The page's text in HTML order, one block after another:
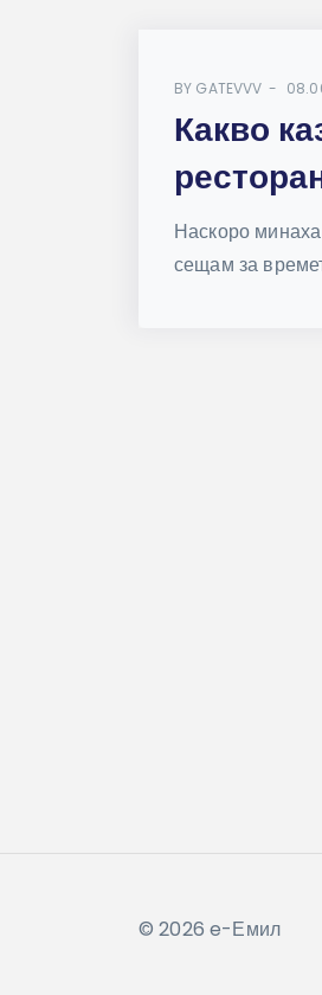
BY GATEVVV
Какво
Наскоро
сещам за
© 2026 e-Емил